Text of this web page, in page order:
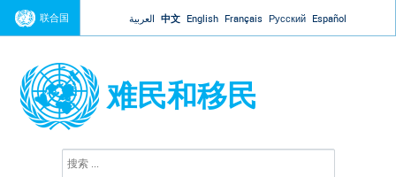
Jump to navigation
联合国 العربية 中文 English Français Русский Español
难民和移民
搜
索